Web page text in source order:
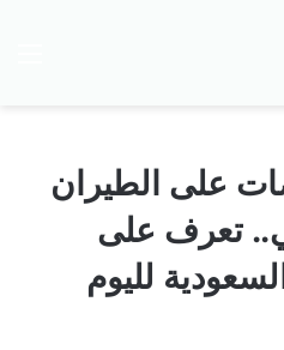
على الطيران
تعرف على
لليوم